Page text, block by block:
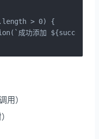
> 0) {
成功添加
用）